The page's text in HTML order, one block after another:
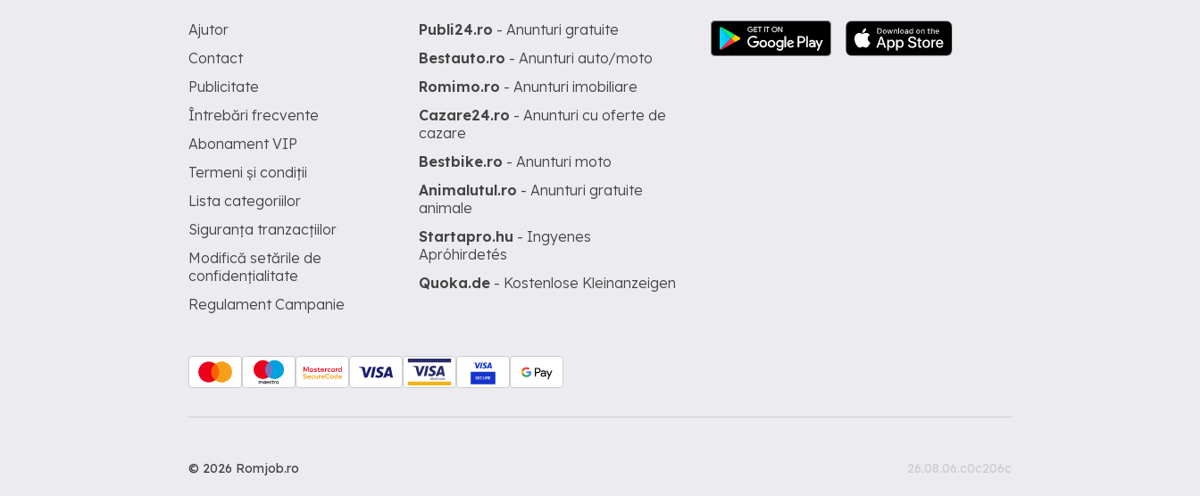
Ajutor
Contact
Publicitate
Întrebări frecvente
Abonament VIP
Termeni și condiții
Lista categoriilor
Siguranța tranzacțiilor
Modifică setările de
confidențialitate
Regulament Campanie
Publi24.ro - Anunturi gratuite
Bestauto.ro - Anunturi auto/moto
Romimo.ro - Anunturi imobiliare
Cazare24.ro - Anunturi cu oferte de
cazare
Bestbike.ro - Anunturi moto
Animalutul.ro - Anunturi gratuite
animale
Startapro.hu - Ingyenes
Apróhirdetés
Quoka.de - Kostenlose Kleinanzeigen
© 2026 Romjob.ro 26.08.06.c0c206c